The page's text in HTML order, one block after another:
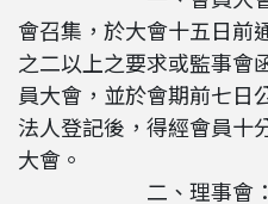
會召集，於大會十五日前
之二以上之要求或監事會
員大會，並於會期前七日
法人登記後，得經會員十
大會。
二、理事會：每